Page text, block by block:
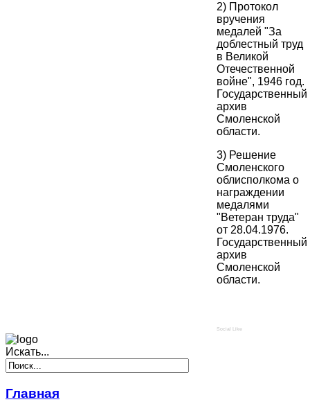
2) Протокол
вручения
медалей "За
доблестный труд
в Великой
Отечественной
войне", 1946 год.
Государственный
архив
Смоленской
области.
3) Решение
Смоленского
облисполкома о
награждении
медалями
"Ветеран труда"
от 28.04.1976.
Государственный
архив
Смоленской
области.
Social Like
Искать...
Главная